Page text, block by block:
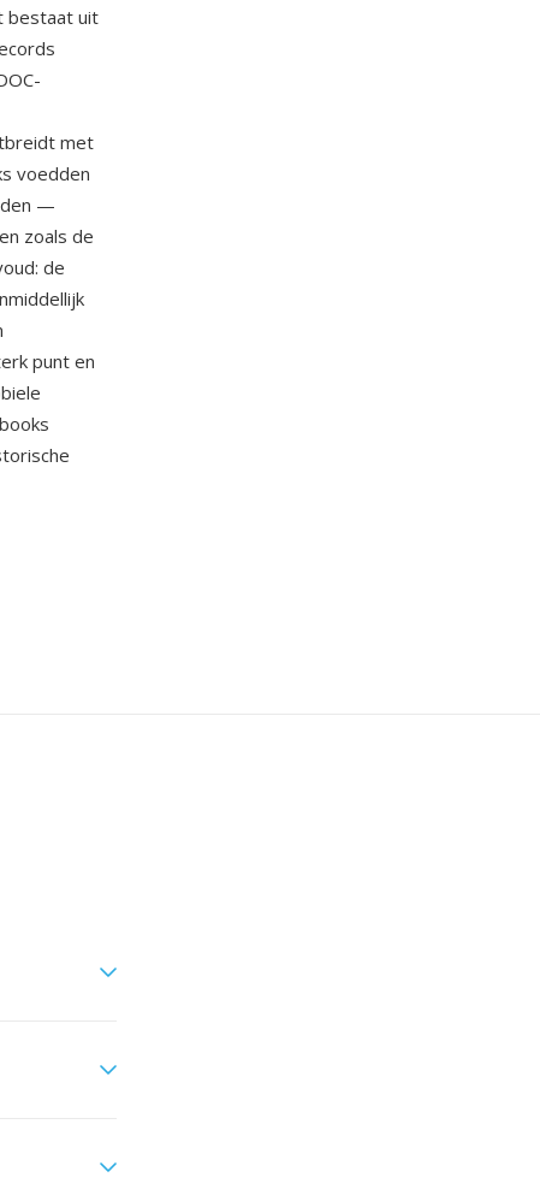
bestaat uit
met
voedden
—
zoals de
de
punt en